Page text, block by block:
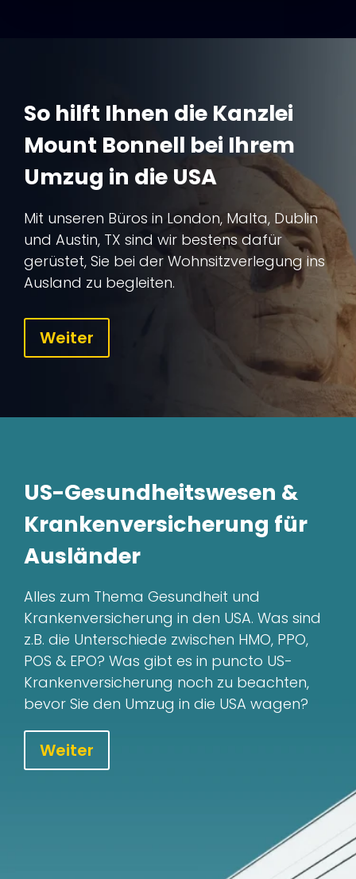
So hilft Ihnen die Kanzlei
Mount Bonnell bei Ihrem
Umzug in die USA
Mit unseren Büros in London, Malta, Dublin
und Austin, TX sind wir bestens dafür
gerüstet, Sie bei der Wohnsitzverlegung ins
Ausland zu begleiten.
Weiter
US-Gesundheitswesen &
Krankenversicherung für
Ausländer
Alles zum Thema Gesundheit und
Krankenversicherung in den USA. Was sind
z.B. die Unterschiede zwischen HMO, PPO,
POS & EPO? Was gibt es in puncto US-
Krankenversicherung noch zu beachten,
bevor Sie den Umzug in die USA wagen?
Weiter